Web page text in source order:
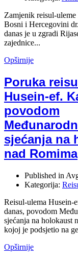
Zamjenik reisul-uleme
Bosni i Hercegovini
danas je u zgradi
zajednice...
Opširnije
Poruka
Husein-ef.
povodom
sjećanja na
nad Romima
Published in
Kategorija:
Reisul-ulema Husein-
danas, povodom
sjećanja na holokaust
kojoj je podsjetio na
Opširnije